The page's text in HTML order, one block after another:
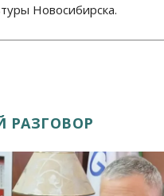
Новосибирска.
РАЗГОВОР